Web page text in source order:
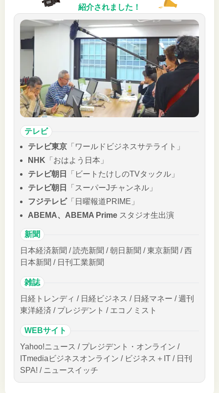
紹介されました！
テレビ
テレビ東京 「ワールドビジネスサテライト」
NHK 「おはよう日本」
テレビ朝日
「ビートたけしのTVタックル」
テレビ朝日
「スーパーJチャンネル」
フジテレビ「日曜報道PRIME」
ABEMA、ABEMA Prime スタジオ生出演
新聞
日本経済新聞 / 読売新聞 / 朝日新聞 / 東京新聞 / 西
日本新聞 / 日刊工業新聞
雑誌
日経トレンディ / 日経ビジネス / 日経マネー / 週刊
東洋経済 / プレジデント / エコノミスト
WEBサイト
Yahoo!ニュース / プレジデント・オンライン /
ITmediaビジネスオンライン / ビジネス＋IT / 日刊
SPA! / ニュースイッチ